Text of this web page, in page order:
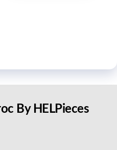
By HELPieces